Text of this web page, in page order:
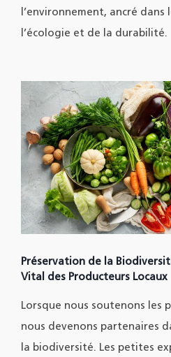
l’environnement, ancré dans
l’écologie et de la durabilité.
Préservation de la
Vital des Producteurs Locaux
Lorsque nous soutenons les
nous devenons partenaires
la biodiversité. Les petites